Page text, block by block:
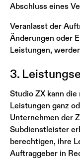
Abschluss eines
Veranlasst der
Änderungen oder
Leistungen,
3.
Studio ZX kann
Leistungen ganz
Unternehmen der
Subdienstleister
berechtigen, ihre
Auftraggeber in